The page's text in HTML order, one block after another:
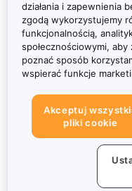
działania i zapewnienia
zgodą wykorzystujemy
funkcjonalnością,
społecznościowymi,
poznać sposób
wspierać funkcje
Akceptuj
pliki cookie